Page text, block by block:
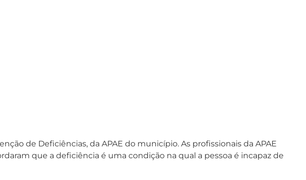
de Deficiências, da APAE do município. As profissionais da APAE
que a deficiência é uma condição na qual a pessoa é incapaz de